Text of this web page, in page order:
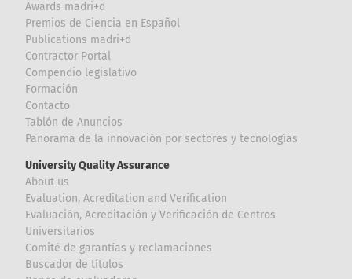
Awards madri+d
Premios de Ciencia en Español
Publications madri+d
Contractor Portal
Compendio legislativo
Formación
Contacto
Tablón de Anuncios
Panorama de la innovación por sectores y tecnologías
University Quality Assurance
About us
Evaluation, Acreditation and Verification
Evaluación, Acreditación y Verificación de Centros
Universitarios
Comité de garantías y reclamaciones
Buscador de títulos